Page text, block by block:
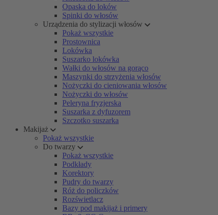
Opaska do loków
Spinki do włosów
Urządzenia do stylizacji włosów
Pokaż wszystkie
Prostownica
Lokówka
Suszarko lokówka
Wałki do włosów na gorąco
Maszynki do strzyżenia włosów
Nożyczki do cieniowania włosów
Nożyczki do włosów
Peleryna fryzjerska
Suszarka z dyfuzorem
Szczotko suszarka
Makijaż
Pokaż wszystkie
Do twarzy
Pokaż wszystkie
Podkłady
Korektory
Pudry do twarzy
Róż do policzków
Rozświetlacz
Bazy pod makijaż i primery